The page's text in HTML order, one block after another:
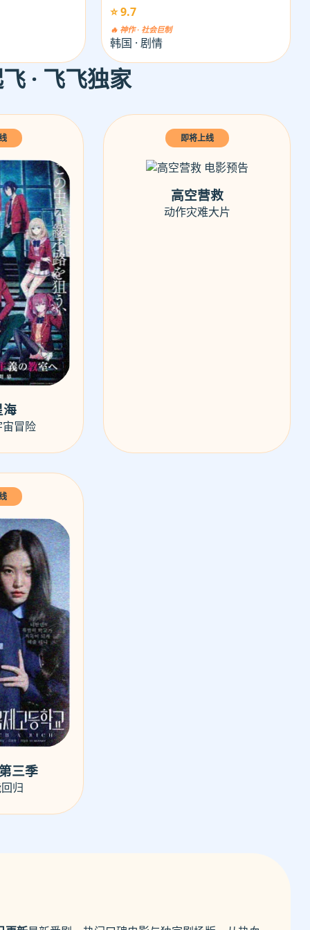
⭐ 9.7
🔥 神作 · 社会巨制
韩国 · 剧情
· 飞飞独家
海
宙冒险
即将上线
高空营救
动作灾难大片
三季
归